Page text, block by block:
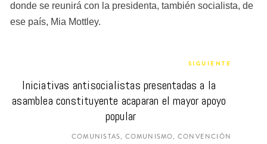
donde se reunirá con la presidenta, también socialista, de
ese país, Mia Mottley.
SIGUIENTE
Iniciativas antisocialistas presentadas a la
asamblea constituyente acaparan el mayor apoyo
popular
COMUNISTAS, COMUNISMO, CONVENCIÓN